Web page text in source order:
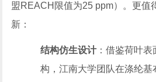
盟REACH限值为25 ppm）。更值
新：
结构仿生设计：借鉴荷叶表
构，江南大学团队在涤纶基